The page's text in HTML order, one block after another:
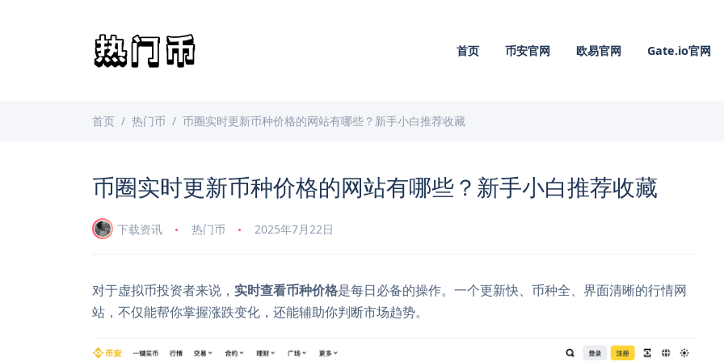
首页 币安官网 欧易官网 Gate.io官网
首页 热门币 币圈实时更新币种价格的网站有哪些？新手小白推荐收藏
币圈实时更新币种价格的网站有哪些？新手小白推荐收藏
下载资讯 热门币 2025年7月22日
对于虚拟币投资者来说， 实时查看币种价格是每日必备的操作。一个更新快、币种全、界面清晰的行情网
站，不仅能帮你掌握涨跌变化，还能辅助你判断市场趋势。